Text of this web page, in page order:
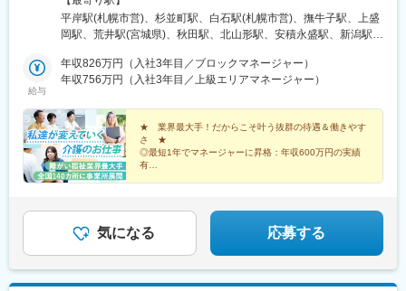
市／弘前市・関東エリア：茨城市／栃木市／高崎市／大宮市／習
志野市／板橋区／多摩市／相模原市／藤沢市／甲府市・東海エリ
ア：新潟市／富山市／金沢市／福井市／長野市・関西エリア：大
阪市／宇治市／西宮市／奈良市／大津市／和歌山市／新宮市・中
／徳島市／高松市／松山市／高知市・九州エリア：福岡市／糟屋
郡粕屋町／北九州市／久留米市／佐賀市／長崎市／熊本市／大分
市／宮崎市／鹿児島市／沖縄市※受動喫煙防止対策：敷地内禁煙※
駐車場あり！車、バイク、自転車などの通勤OK ※地域による※担
当するご利用者のご自宅へ訪問していただきます。※ご希望をお伺
平岸駅(札幌市営)、杉並町駅、白石駅(札幌市営)、撫牛子駅、上盛
岡駅、荒井駅(宮城県)、秋田駅、北山形駅、安積永盛駅、新潟駅、
上駅、多摩センター駅、相模原駅、藤沢駅、国母駅、市役所前駅
(長野県)、県庁前駅(富山県)、上諸江駅、八ツ島駅、岐阜駅、静岡
良線)、天満橋駅、西宮駅、奈良駅、六十谷駅、新宮駅、鳥取駅、
松江駅、備前西市駅、東福山駅、比治山橋駅、幡生駅、阿波富田
駅、元山駅(香川県)、道後公園駅、知寄町二丁目駅、吉塚駅、柚須
駅、木屋瀬駅、西鉄久留米駅、佐賀駅、茂里町駅、健軍町駅、大
分駅、宮崎駅、天文館通駅、古島駅、南平岸駅、新津田沼駅、志
駅、西宮駅(ＪＲ線)、新大宮駅、南区役所前駅、道後温泉駅、馬出
九大病院前駅、新木屋瀬駅、スタジアムシティノース駅、いづろ
給与
年収826万円（入社3年目／ブロックマネージャー）
年収756万円（入社3年目／上級エリアマネージャー）
★ 業界最大手！だからこそ叶う抜群の待遇＆働きやす
さ ★
◎最短1年でマネージャーに昇格：年収600万円の実績
有
気になる 応募する